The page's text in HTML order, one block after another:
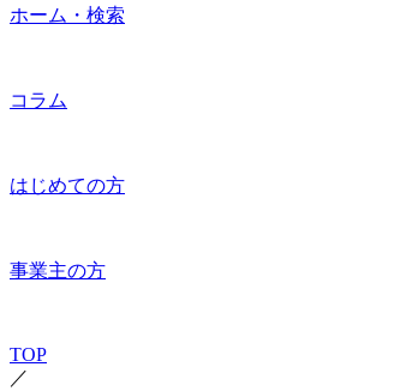
ホーム・検索
コラム
はじめての方
事業主の方
TOP
／